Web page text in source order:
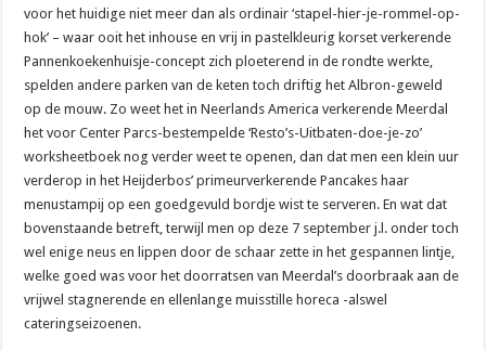
voor het huidige niet meer dan als ordinair ‘stapel-hier-je-rommel-op-
hok’ – waar ooit het inhouse en vrij in pastelkleurig korset verkerende
Pannenkoekenhuisje-concept zich ploeterend in de rondte werkte,
spelden andere parken van de keten toch driftig het Albron-geweld
op de mouw. Zo weet het in Neerlands America verkerende Meerdal
het voor Center Parcs-bestempelde ‘Resto’s-Uitbaten-doe-je-zo’
worksheetboek nog verder weet te openen, dan dat men een klein uur
verderop in het Heijderbos’ primeurverkerende Pancakes haar
menustampij op een goedgevuld bordje wist te serveren. En wat dat
bovenstaande betreft, terwijl men op deze 7 september j.l. onder toch
wel enige neus en lippen door de schaar zette in het gespannen lintje,
welke goed was voor het doorratsen van Meerdal’s doorbraak aan de
vrijwel stagnerende en ellenlange muisstille horeca -alswel
cateringseizoenen.